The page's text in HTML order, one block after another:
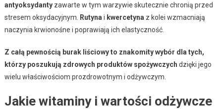
antyoksydantyzawarte w tym warzywie skutecznie chronią przed
stresem oksydacyjnym.
Rutyna i kwercetyna z kolei wzmacniają
naczynia krwionośne i poprawiają ich elastyczność.
Z całą pewnością burak liściowy to znakomity wybór dla tych,
którzy poszukują zdrowych produktów spożywczych dzięki jego
wielu właściwościom prozdrowotnym i odżywczym.
Jakie witaminy i wartości odżywcze